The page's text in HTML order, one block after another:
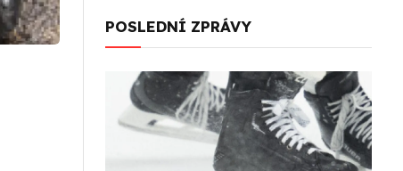
POSLEDNÍ ZPRÁVY